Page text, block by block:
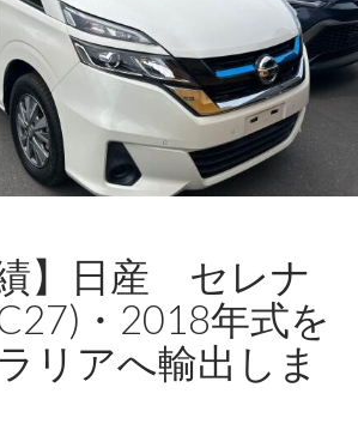
績】日産 セレナ
・2018年式を
リアへ輸出しま